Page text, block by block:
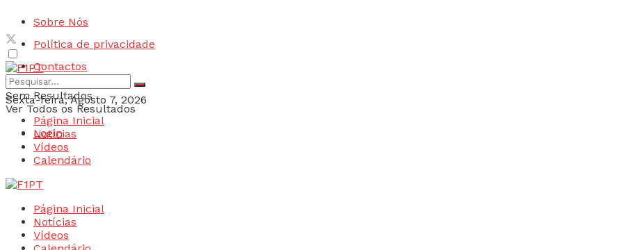
Sobre Nós
Política de privacidade
Contactos
Sexta-feira, Agosto 7, 2026
Login
Sem Resultados
Ver Todos os Resultados
Página Inicial
Notícias
Vídeos
Calendário
Página Inicial
Notícias
Vídeos